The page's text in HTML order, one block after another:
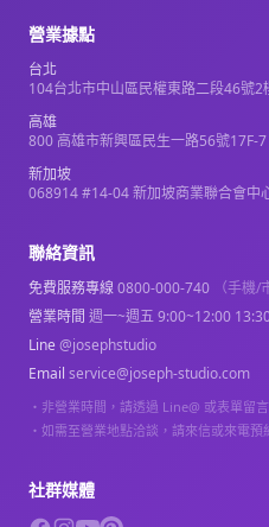
營業據點
台北
104台北市中山區民權東路二段46號2
高雄
800 高雄市新興區民生一路56號17F-7
新加坡
068914 #14-04 新加坡商業聯合會中
聯絡資訊
免費服務專線0800-000-740
（手機/
營業時間 週一~週五 9:00~12:00
Line@josephstudio
Email service@joseph-studio.com
・ 非營業時間，請透過 Line@ 或表單留
・ 如需至營業地點洽談，請來信或來電預
社群媒體